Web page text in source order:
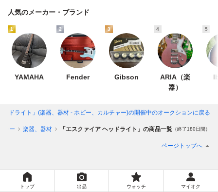
人気のメーカー・ブランド
1
YAMAHA
2
Fender
3
Gibson
4
ARIA（楽
器）
5
ッドライト」(楽器、器材 - ホビー、カルチャー)の開催中のオークションに戻る
ャー 楽器、器材 「エスクァイア ヘッドライト」の商品一覧 （終了180日間）
ページトップへ
トップ 出品 ウォッチ マイオク